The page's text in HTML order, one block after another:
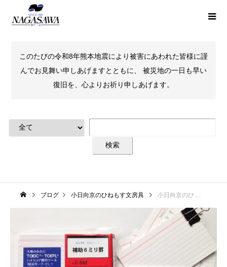
このたびの令和8年熊本地震により被害にあわれた皆様に謹
んでお見舞い申しあげますとともに、 被災地の一日も早い
復旧を、心よりお祈り申しあげます。
ブログ 小日向京のひねもす文房具 小日向京のひねもす文房具｜第四十一回「コレクト 情報カード 5×3 補助6ミリ罫」